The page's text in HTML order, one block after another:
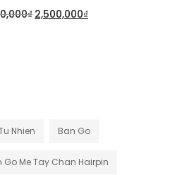
₫ 2,500,000₫
Nhien Ban Go
Go Me Tay Chan Hairpin